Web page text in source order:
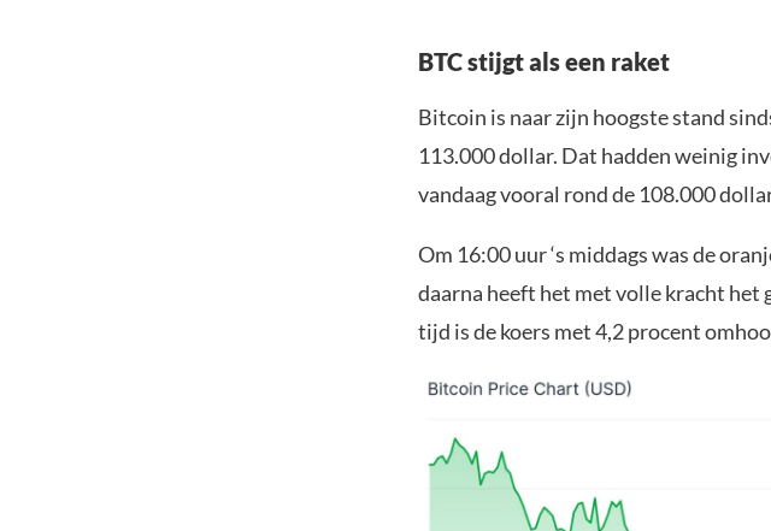
BTC stijgt als een raket
Bitcoin is naar zijn hoogste stand
113.000 dollar. Dat hadden weinig
vandaag vooral rond de 108.000
Om 16:00 uur ‘s middags was de
daarna heeft het met volle kracht het
tijd is de koers met 4,2 procent